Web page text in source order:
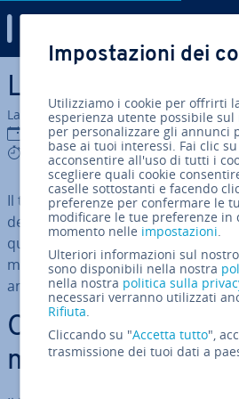
Vai al contenuto prin­ci­pa­le
Lead ma­na­ge­ment
La redazione di IONOS
13 mar 2019
6 mins
Il termine lead ma­na­ge­ment
del­l'ac­qui­si­zio­ne dei clienti.
quello di con­ver­ti­re i po­ten­zia­li
mantenere i contatti con i lead
ana­liz­za­re cor­ret­ta­men­te
Che cos’è il lead
ment?
Impostazioni dei
Utilizziamo i cookie per offrirti
esperienza utente possibile sul
per personalizzare gli annunci
base ai tuoi interessi. Fai clic
acconsentire all'uso di tutti i
scegliere quali cookie
caselle sottostanti e facendo
preferenze per confermare le
modificare le tue preferenze in
momento nelle impostazioni.
Ulteriori informazioni sul
sono disponibili nella nostra
nella nostra politica sulla
necessari verranno utilizzati
Rifiuta.
Cliccando su "Accetta tutto",
trasmissione dei tuoi dati a